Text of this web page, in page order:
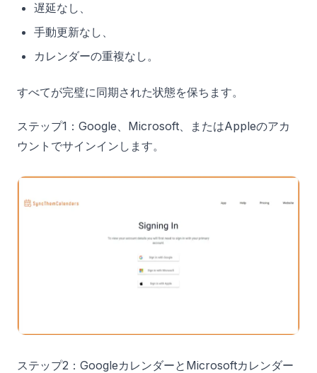
遅延なし、
手動更新なし、
カレンダーの重複なし。
すべてが完璧に同期された状態を保ちます。
ステップ1：Google、Microsoft、またはAppleのアカ
ウントでサインインします。
ステップ2：GoogleカレンダーとMicrosoftカレンダー